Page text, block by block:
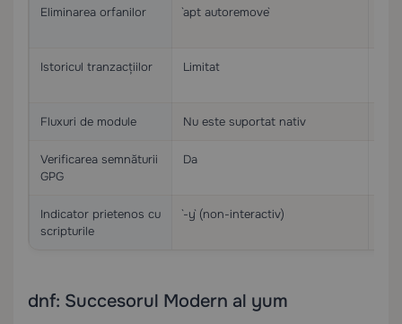
Eliminarea orfanilor `apt autoremove`
Istoricul tranzacțiilor Limitat
Fluxuri de module Nu este suportat nativ
Verificarea semnăturii
GPG
Da
Indicator prietenos cu
scripturile
`-y` (non-interactiv)
dnf: Succesorul Modern al yum